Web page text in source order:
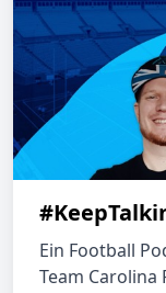
Ein Football
Team